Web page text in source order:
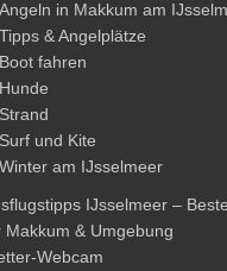
Angeln in Makkum am
Tipps & Angelplätze
Boot fahren
Hunde
Strand
Surf und Kite
Winter am IJsselmeer
IJsselmeer –
Makkum & Umgebung
Webcam